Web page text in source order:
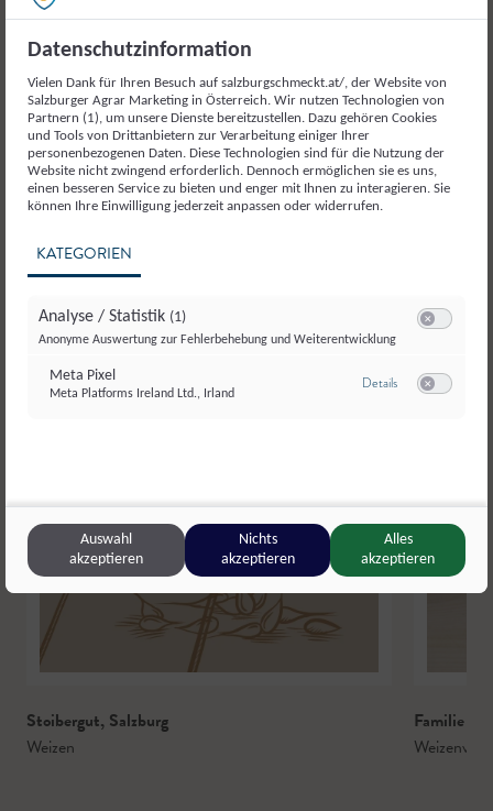
Kategorie
Getreide und
Getreideerzeugnisse
Stoibergut, Salzburg
Weizen
Familie
Datenschutzinformation
Vielen Dank für Ihren Besuch auf salzburgschmeckt.at/, der Website von
Salzburger Agrar Marketing in Österreich. Wir nutzen Technologien von
Partnern (1), um unsere Dienste bereitzustellen. Dazu gehören Cookies
und Tools von Drittanbietern zur Verarbeitung einiger Ihrer
personenbezogenen Daten. Diese Technologien sind für die Nutzung der
Website nicht zwingend erforderlich. Dennoch ermöglichen sie es uns,
einen besseren Service zu bieten und enger mit Ihnen zu interagieren. Sie
können Ihre Einwilligung jederzeit anpassen oder widerrufen.
KATEGORIEN
Analyse / Statistik (1)
Anonyme Auswertung zur Fehlerbehebung und Weiterentwicklung
Meta Pixel
Meta Platforms Ireland Ltd., Irland
Detailszu Meta Pixel
Auswahl
akzeptieren
Nichts
akzeptieren
Alles
akzeptieren